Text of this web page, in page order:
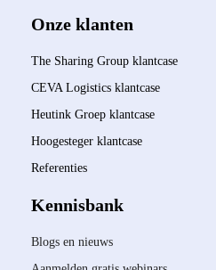
Onze klanten
The Sharing Group klantcase
CEVA Logistics klantcase
Heutink Groep klantcase
Hoogesteger klantcase
Referenties
Kennisbank
Blogs en nieuws